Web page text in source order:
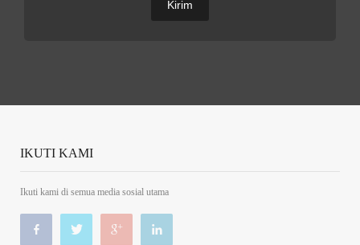
IKUTI KAMI
Ikuti kami di semua media sosial utama